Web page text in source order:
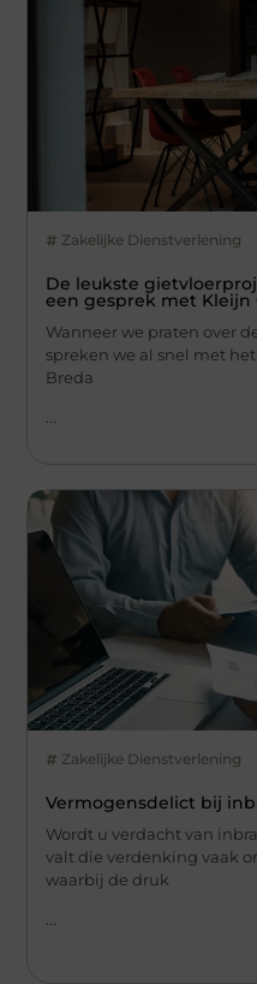
Zakelijke Dienstverlening
De leukste
een gesprek met Kleijn
Wanneer we praten over
spreken we al snel met
Breda
Zakelijke Dienstverlening
Vermogensdelict bij
Wordt u verdacht van
valt die verdenking vaak
waarbij de druk
...